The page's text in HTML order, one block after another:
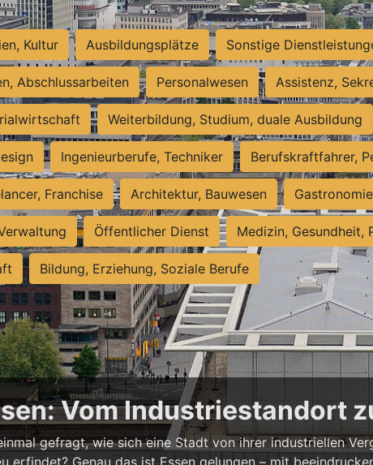
Kultur Ausbildungsplätze Sonstige
Abschlussarbeiten Personalwesen Assistenz,
Weiterbildung, Studium, duale Ausbildung
Ingenieurberufe, Techniker Berufskraftfahrer,
Franchise Architektur, Bauwesen Gastronomie
Öffentlicher Dienst Medizin, Gesundheit,
Bildung, Erziehung, Soziale Berufe
Vom Industriestandort
gefragt, wie sich eine Stadt von ihrer industriellen